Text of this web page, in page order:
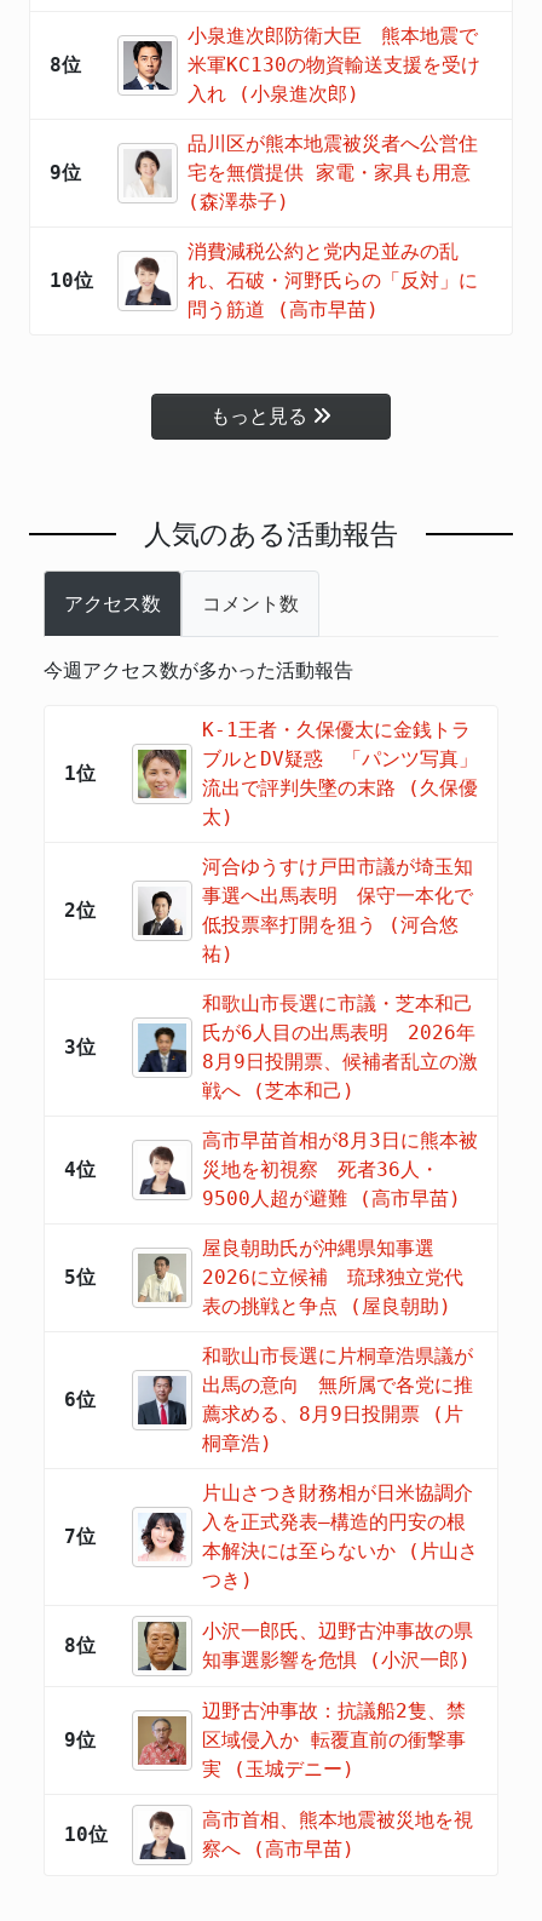
8位
小泉進次郎防衛大臣 熊本地震で
米軍KC130の物資輸送支援を受け
入れ (小泉進次郎)
9位
品川区が熊本地震被災者へ公営住
宅を無償提供 家電・家具も用意
(森澤恭子)
10位
消費減税公約と党内足並みの乱
れ、石破・河野氏らの「反対」に
問う筋道 (高市早苗)
もっと見る
人気のある活動報告
アクセス数 コメント数
今週アクセス数が多かった活動報告
1位
K-1王者・久保優太に金銭トラ
ブルとDV疑惑 「パンツ写真」
流出で評判失墜の末路 (久保優
太)
2位
河合ゆうすけ戸田市議が埼玉知
事選へ出馬表明 保守一本化で
低投票率打開を狙う (河合悠
祐)
3位
和歌山市長選に市議・芝本和己
氏が6人目の出馬表明 2026年
8月9日投開票、候補者乱立の激
戦へ (芝本和己)
4位
高市早苗首相が8月3日に熊本被
災地を初視察 死者36人・
9500人超が避難 (高市早苗)
5位
屋良朝助氏が沖縄県知事選
2026に立候補 琉球独立党代
表の挑戦と争点 (屋良朝助)
6位
和歌山市長選に片桐章浩県議が
出馬の意向 無所属で各党に推
薦求める、8月9日投開票 (片
桐章浩)
7位
片山さつき財務相が日米協調介
入を正式発表―構造的円安の根
本解決には至らないか (片山さ
つき)
8位
小沢一郎氏、辺野古沖事故の県
知事選影響を危惧 (小沢一郎)
9位
辺野古沖事故：抗議船2隻、禁
区域侵入か 転覆直前の衝撃事
実 (玉城デニー)
10位
高市首相、熊本地震被災地を視
察へ (高市早苗)